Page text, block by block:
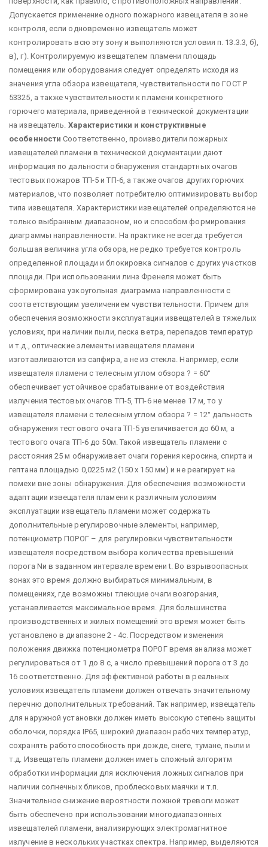
Допускается применение одного пожарного извещателя в зоне
контроля, если одновременно извещатель может
контролировать всю эту зону и выполняются условия п. 13.3.3, б),
в), г). Контролируемую извещателем пламени площадь
помещения или оборудования следует определять исходя из
значения угла обзора извещателя, чувствительности по ГОСТ Р
53325, а также чувствительности к пламени конкретного
горючего материала, приведенной в технической документации
на извещатель. Характеристики и конструктивные
особенности Соответственно, производители пожарных
извещателей пламени в технической документации дают
информация по дальности обнаружения стандартных очагов
тестовых пожаров ТП-5 и ТП-6, а также очагов других горючих
материалов, что позволяет потребителю оптимизировать выбор
типа извещателя. Характеристики извещателей определяются не
только выбранным диапазоном, но и способом формирования
диаграммы направленности. На практике не всегда требуется
большая величина угла обзора, не редко требуется контроль
определенной площади и блокировка сигналов с других участков
площади. При использовании линз Френеля может быть
сформирована узкоугольная диаграмма направленности с
соответствующим увеличением чувствительности. Причем для
обеспечения возможности эксплуатации извещателей в тяжелых
условиях, при наличии пыли, песка ветра, перепадов температур
и т.д., оптические элементы извещателя пламени
изготавливаются из сапфира, а не из стекла. Например, если
извещателя пламени с телесным углом обзора ? = 60°
обеспечивает устойчивое срабатывание от воздействия
излучения тестовых очагов ТП-5, ТП-6 не менее 17 м, то у
извещателя пламени с телесным углом обзора ? = 12° дальность
обнаружения тестового очага ТП-5 увеличивается до 60 м, а
тестового очага ТП-6 до 50м. Такой извещатель пламени с
расстояния 25 м обнаруживает очаги горения керосина, спирта и
гептана площадью 0,0225 м2 (150 х 150 мм) и не реагирует на
помехи вне зоны обнаружения. Для обеспечения возможности
адаптации извещателя пламени к различным условиям
эксплуатации извещатель пламени может содержать
дополнительные регулировочные элементы, например,
потенциометр ПОРОГ – для регулировки чувствительности
извещателя посредством выбора количества превышений
порога Nи в заданном интервале времени t. Во взрывоопасных
зонах это время должно выбираться минимальным, в
помещениях, где возможны тлеющие очаги возгорания,
устанавливается максимальное время. Для большинства
производственных и жилых помещений это время может быть
установлено в диапазоне 2 - 4с. Посредством изменения
положения движка потенциометра ПОРОГ время анализа может
регулироваться от 1 до 8 с, а число превышений порога от 3 до
16 соответственно. Для эффективной работы в реальных
условиях извещатель пламени должен отвечать значительному
перечню дополнительных требований. Так например, извещатель
для наружной установки должен иметь высокую степень защиты
оболочки, порядка IP65, широкий диапазон рабочих температур,
сохранять работоспособность при дожде, снеге, тумане, пыли и
т.д. Извещатель пламени должен иметь сложный алгоритм
обработки информации для исключения ложных сигналов при
наличии солнечных бликов, проблесковых маячки и т.п.
Значительное снижение вероятности ложной тревоги может
быть обеспечено при использовании многодиапазонных
извещателей пламени, анализирующих электромагнитное
излучение в нескольких участках спектра. Например, выделяются